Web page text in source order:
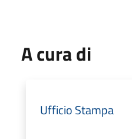
A cura di
Ufficio Stampa